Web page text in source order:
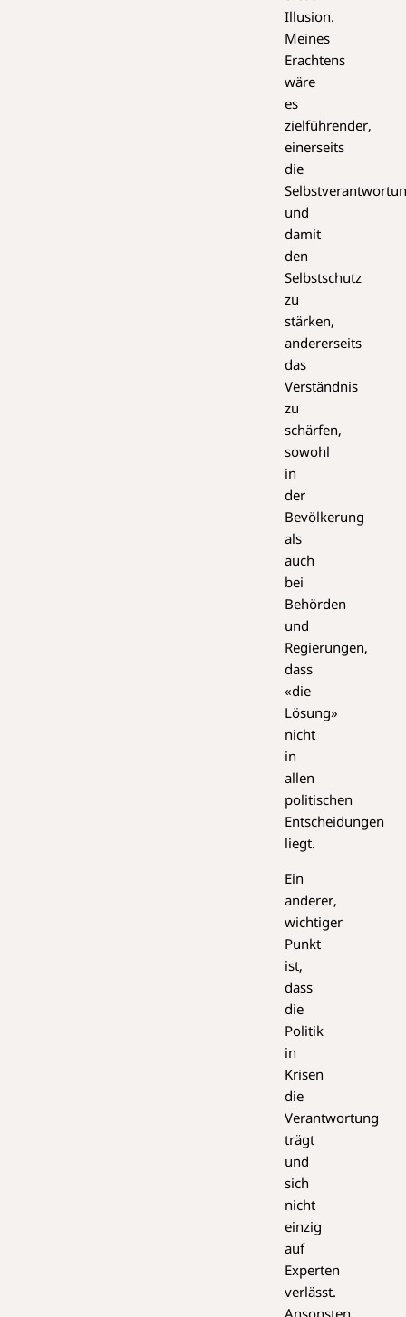
Illusion.
Meines
Erachtens
wäre
es
zielführender,
einerseits
die
und
damit
den
Selbstschutz
zu
stärken,
andererseits
das
Verständnis
zu
schärfen,
sowohl
in
der
Bevölkerung
als
auch
bei
Behörden
und
Regierungen,
dass
«die
Lösung»
nicht
in
allen
politischen
Entscheidungen
liegt.
Ein
anderer,
wichtiger
Punkt
ist,
dass
die
Politik
in
Krisen
die
Verantwortung
trägt
und
sich
nicht
einzig
auf
Experten
verlässt.
Ansonsten